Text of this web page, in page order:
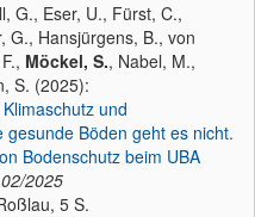
G., Eser, U., Fürst, C.,
G., Hansjürgens, B., von
Möckel, S., Nabel, M.,
S. (2025):
und
Böden geht es nicht.
Bodenschutz beim UBA
02/2025
5 S.